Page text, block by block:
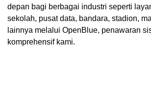
depan bagi berbagai industri seperti
sekolah, pusat data, bandara, stadion,
lainnya melalui OpenBlue, penawaran
komprehensif kami.